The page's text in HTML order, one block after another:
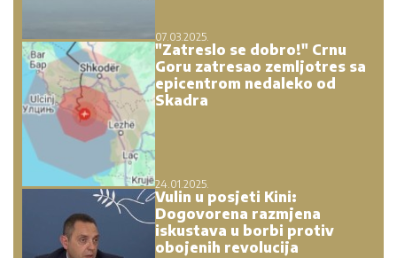
07.03.2025.
"Zatreslo se dobro!" Crnu
Goru zatresao zemljotres sa
epicentrom nedaleko od
Skadra
24.01.2025.
Vulin u posjeti Kini:
Dogovorena razmjena
iskustava u borbi protiv
obojenih revolucija